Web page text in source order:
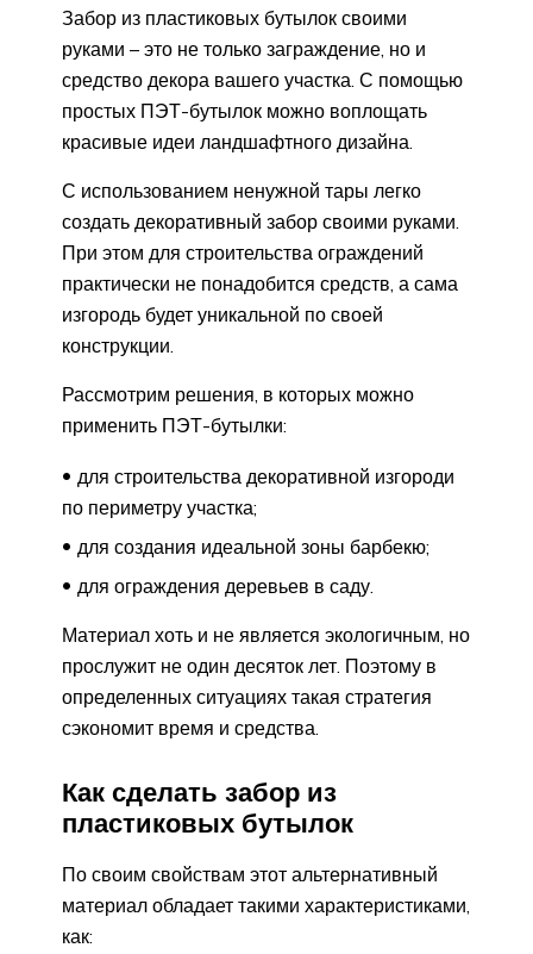
Забор из пластиковых бутылок своими
руками – это не только заграждение, но и
средство декора вашего участка. С помощью
простых ПЭТ-бутылок можно воплощать
красивые идеи ландшафтного дизайна.
С использованием ненужной тары легко
создать декоративный забор своими руками.
При этом для строительства ограждений
практически не понадобится средств, а сама
изгородь будет уникальной по своей
конструкции.
Рассмотрим решения, в которых можно
применить ПЭТ-бутылки:
для строительства декоративной изгороди
по периметру участка;
для создания идеальной зоны барбекю;
для ограждения деревьев в саду.
Материал хоть и не является экологичным, но
прослужит не один десяток лет. Поэтому в
определенных ситуациях такая стратегия
сэкономит время и средства.
Как сделать забор из
пластиковых бутылок
По своим свойствам этот альтернативный
материал обладает такими характеристиками,
как: